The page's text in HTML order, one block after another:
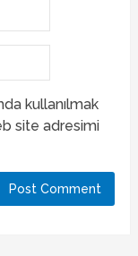
kullanılmak
site adresimi